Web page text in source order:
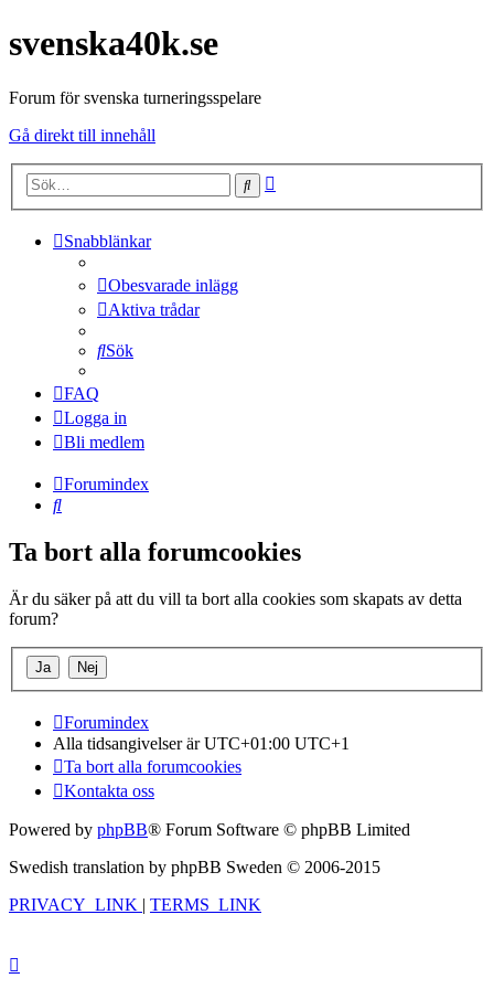
svenska40k.se
Forum för svenska turneringsspelare
Gå direkt till innehåll
Sök
Snabblänkar
Obesvarade inlägg
Aktiva trådar
Sök
FAQ
Logga in
Bli medlem
Forumindex
Sök
Ta bort alla forumcookies
Är du säker på att du vill ta bort alla cookies som skapats av detta
forum?
Forumindex
Alla tidsangivelser är UTC+01:00 UTC+1
Ta bort alla forumcookies
Kontakta oss
Powered by phpBB® Forum Software © phpBB Limited
Swedish translation by phpBB Sweden © 2006-2015
PRIVACY_LINK | TERMS_LINK